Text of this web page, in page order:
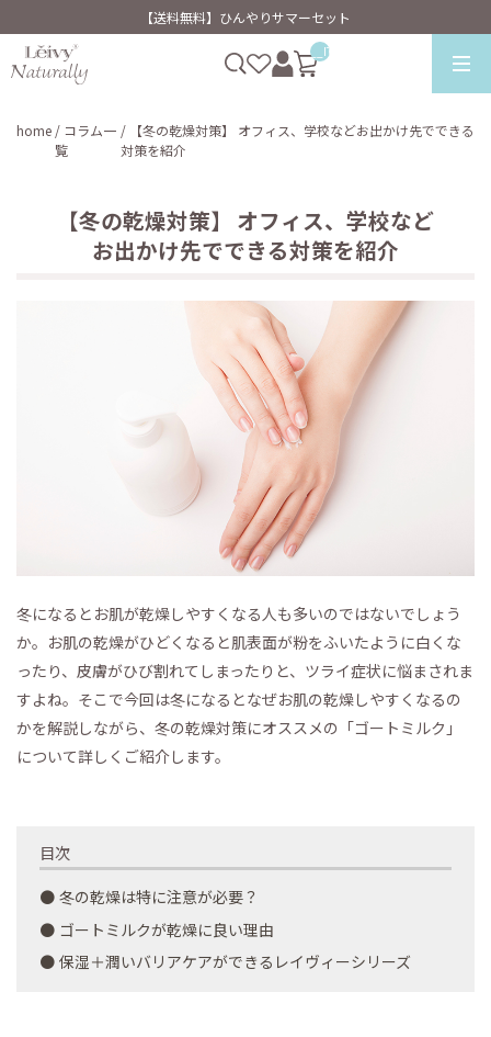
【送料無料】ひんやりサマーセット
__ITM_CNT__
home / コラム一
覧
/ 【冬の乾燥対策】 オフィス、学校などお出かけ先でできる
対策を紹介
【冬の乾燥対策】 オフィス、学校など
お出かけ先でできる対策を紹介
冬になるとお肌が乾燥しやすくなる人も多いのではないでしょう
か。お肌の乾燥がひどくなると肌表面が粉をふいたように白くな
ったり、皮膚がひび割れてしまったりと、ツライ症状に悩まされま
すよね。そこで今回は冬になるとなぜお肌の乾燥しやすくなるの
かを解説しながら、冬の乾燥対策にオススメの「ゴートミルク」
について詳しくご紹介します。
目次
冬の乾燥は特に注意が必要？
ゴートミルクが乾燥に良い理由
保湿＋潤いバリアケアができるレイヴィーシリーズ